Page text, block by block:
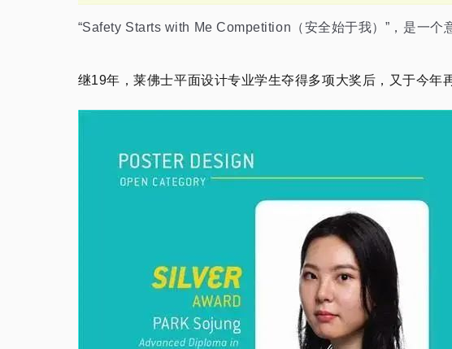
“Safety Starts with Me Competition（安全始于我）”，是一个
继19年，莱佛士平面设计专业学生夺得多项大奖后，又于今年